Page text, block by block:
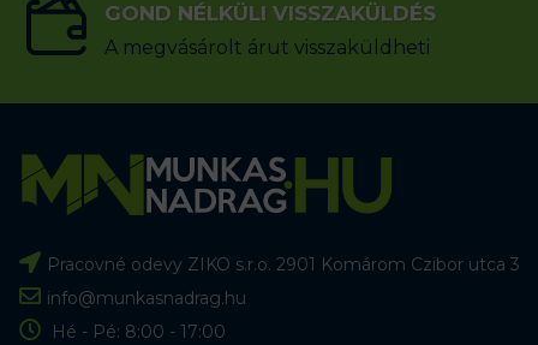
GOND NÉLKÜLI VISSZAKÜLDÉS
A megvásárolt árut visszaküldheti
Pracovné odevy ZIKO s.r.o. 2901 Komárom Czibor utca 3
info@munkasnadrag.hu
Hé - Pé: 8:00 - 17:00